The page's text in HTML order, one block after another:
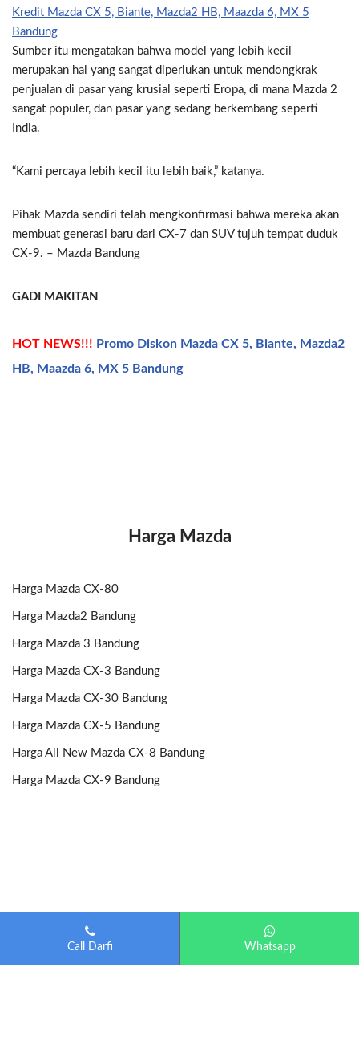
Kredit Mazda CX 5, Biante, Mazda2 HB, Maazda 6, MX 5
Bandung
Sumber itu mengatakan bahwa model yang lebih kecil
merupakan hal yang sangat diperlukan untuk mendongkrak
penjualan di pasar yang krusial seperti Eropa, di mana Mazda 2
sangat populer, dan pasar yang sedang berkembang seperti
India.
“Kami percaya lebih kecil itu lebih baik,” katanya.
Pihak Mazda sendiri telah mengkonfirmasi bahwa mereka akan
membuat generasi baru dari CX-7 dan SUV tujuh tempat duduk
CX-9. – Mazda Bandung
GADI MAKITAN
HOT NEWS!!! Promo Diskon Mazda CX 5, Biante, Mazda2
HB, Maazda 6, MX 5 Bandung
Harga Mazda
Harga Mazda CX-80
Harga Mazda2 Bandung
Harga Mazda 3 Bandung
Harga Mazda CX-3 Bandung
Harga Mazda CX-30 Bandung
Harga Mazda CX-5 Bandung
Harga All New Mazda CX-8 Bandung
Harga Mazda CX-9 Bandung
Mazda Bandung Otomotif-Bandung.com
Call Darfi Whatsapp